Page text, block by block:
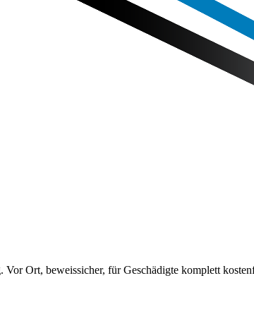
Ort, beweissicher, für Geschädigte komplett